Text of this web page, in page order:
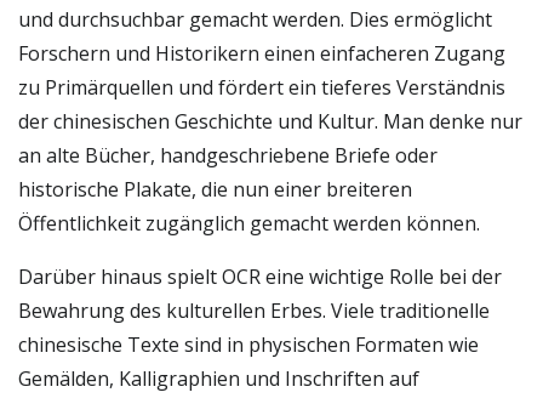
und durchsuchbar gemacht werden. Dies ermöglicht
Forschern und Historikern einen einfacheren Zugang
zu Primärquellen und fördert ein tieferes Verständnis
der chinesischen Geschichte und Kultur. Man denke nur
an alte Bücher, handgeschriebene Briefe oder
historische Plakate, die nun einer breiteren
Öffentlichkeit zugänglich gemacht werden können.
Darüber hinaus spielt OCR eine wichtige Rolle bei der
Bewahrung des kulturellen Erbes. Viele traditionelle
chinesische Texte sind in physischen Formaten wie
Gemälden, Kalligraphien und Inschriften auf